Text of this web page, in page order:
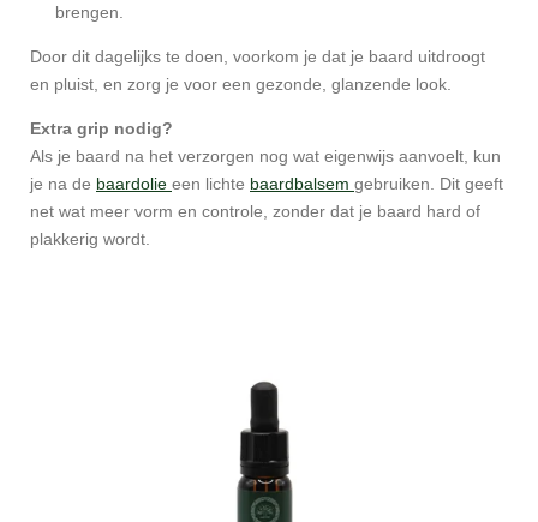
brengen.
Door dit dagelijks te doen, voorkom je dat je baard uitdroogt
en pluist, en zorg je voor een gezonde, glanzende look.
Extra grip nodig?
Als je baard na het verzorgen nog wat eigenwijs aanvoelt, kun
je na de baardolie een lichte baardbalsem gebruiken. Dit geeft
net wat meer vorm en controle, zonder dat je baard hard of
plakkerig wordt.